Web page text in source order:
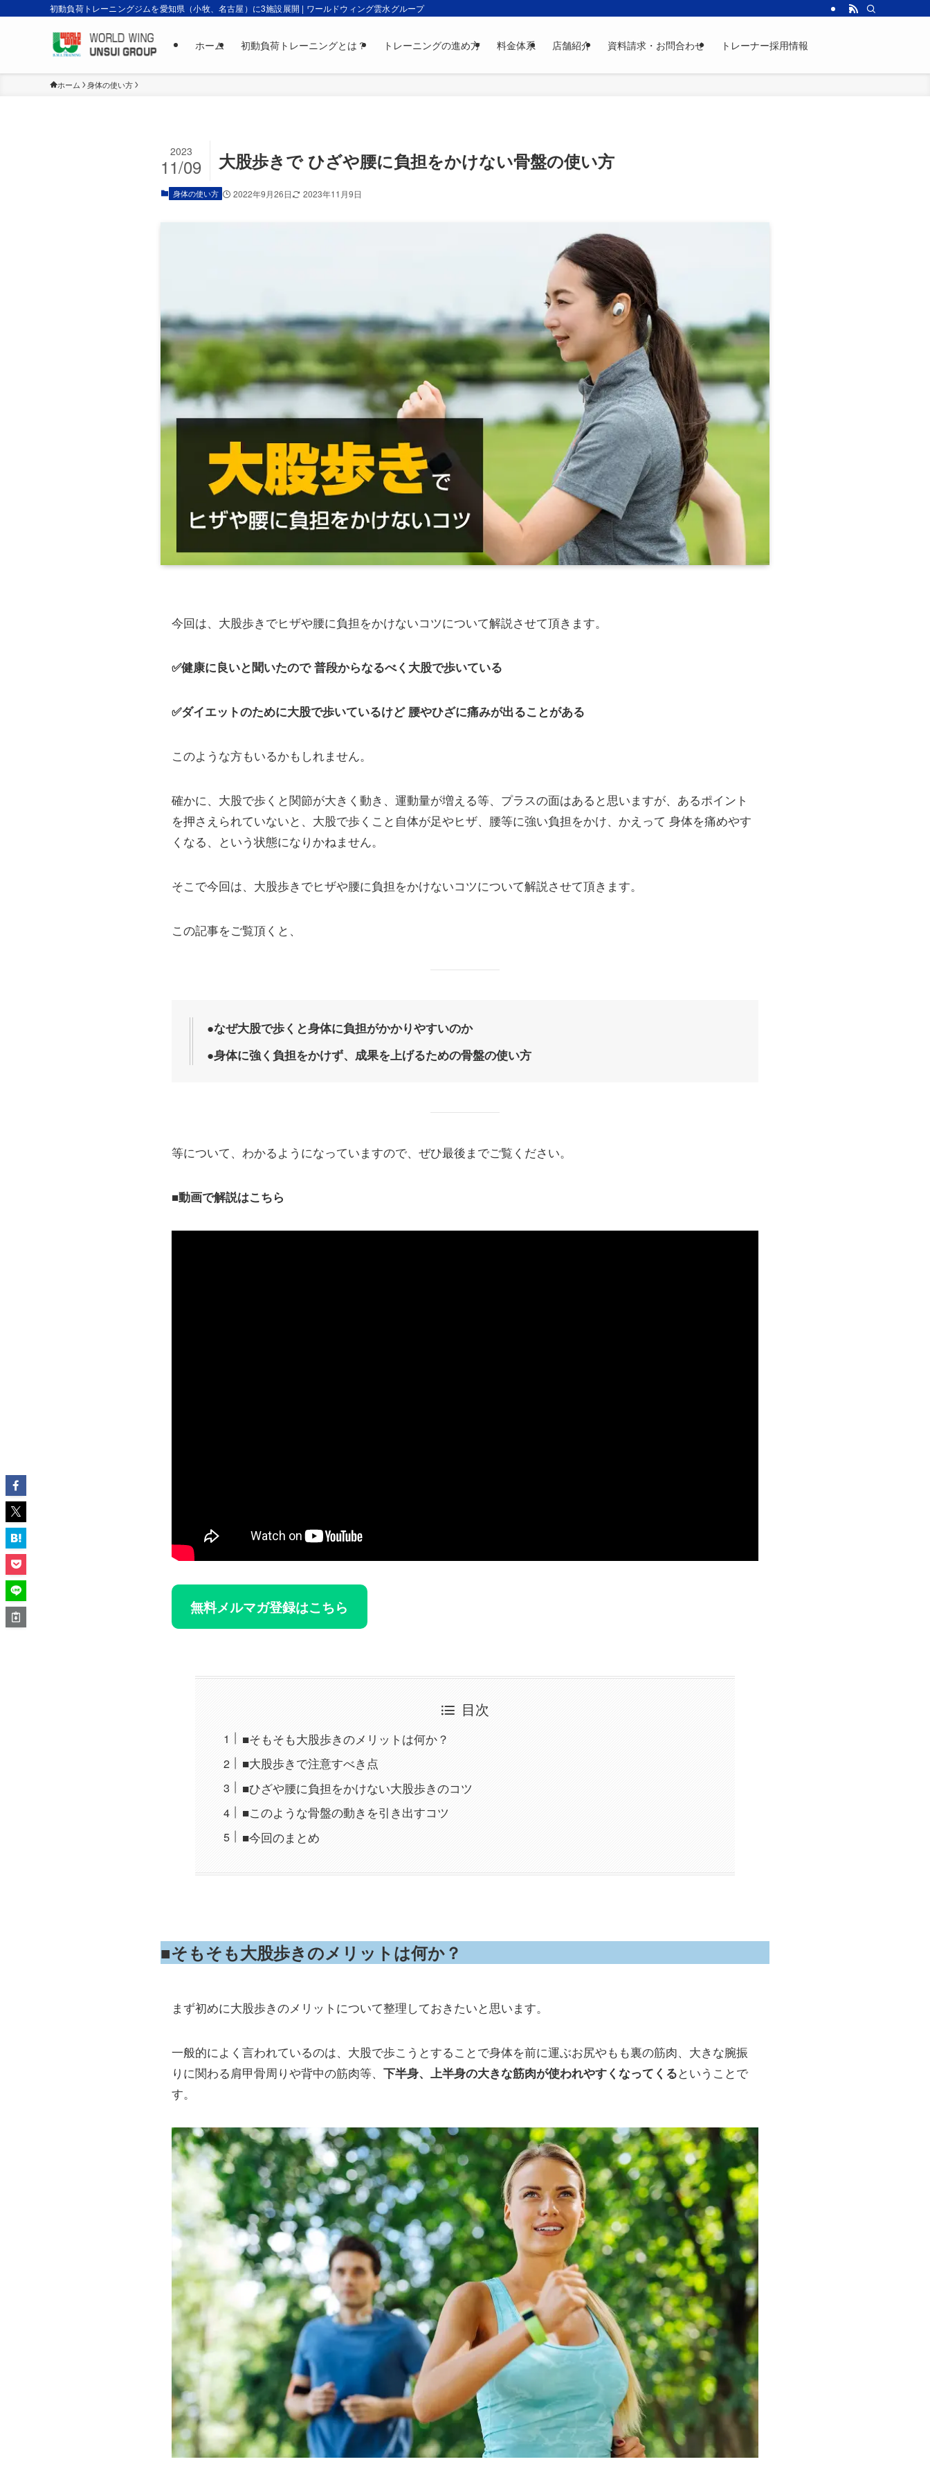
初動負荷トレーニングジムを愛知県（小牧、名古屋）に3施設展開 | ワールドウィング雲水グループ
ホーム 初動負荷トレーニングとは？ トレーニングの進め方 料金体系 店舗紹介 資料請求・お問合わせ トレーナー採用情報
ホーム 身体の使い方
大股歩きで ひざや腰に負担をかけない骨盤の使い方
2023
11/09
身体の使い方 2022年9月26日 2023年11月9日
今回は、大股歩きでヒザや腰に負担をかけないコツについて解説させて頂きます。
✅健康に良いと聞いたので 普段からなるべく大股で歩いている
✅ダイエットのために大股で歩いているけど 腰やひざに痛みが出ることがある
このような方もいるかもしれません。
確かに、大股で歩くと関節が大きく動き、運動量が増える等、プラスの面はあると思いますが、あるポイント
を押さえられていないと、大股で歩くこと自体が足やヒザ、腰等に強い負担をかけ、かえって 身体を痛めやす
くなる、という状態になりかねません。
そこで今回は、大股歩きでヒザや腰に負担をかけないコツについて解説させて頂きます。
この記事をご覧頂くと、
●なぜ大股で歩くと身体に負担がかかりやすいのか
●身体に強く負担をかけず、成果を上げるための骨盤の使い方
等について、わかるようになっていますので、ぜひ最後までご覧ください。
■動画で解説はこちら
無料メルマガ登録はこちら
目次
■そもそも大股歩きのメリットは何か？
■大股歩きで注意すべき点
■ひざや腰に負担をかけない大股歩きのコツ
■このような骨盤の動きを引き出すコツ
■今回のまとめ
■そもそも大股歩きのメリットは何か？
まず初めに大股歩きのメリットについて整理しておきたいと思います。
一般的によく言われているのは、大股で歩こうとすることで身体を前に運ぶお尻やもも裏の筋肉、大きな腕振
りに関わる肩甲骨周りや背中の筋肉等、 下半身、上半身の大きな筋肉が使われやすくなってくるということで
す。